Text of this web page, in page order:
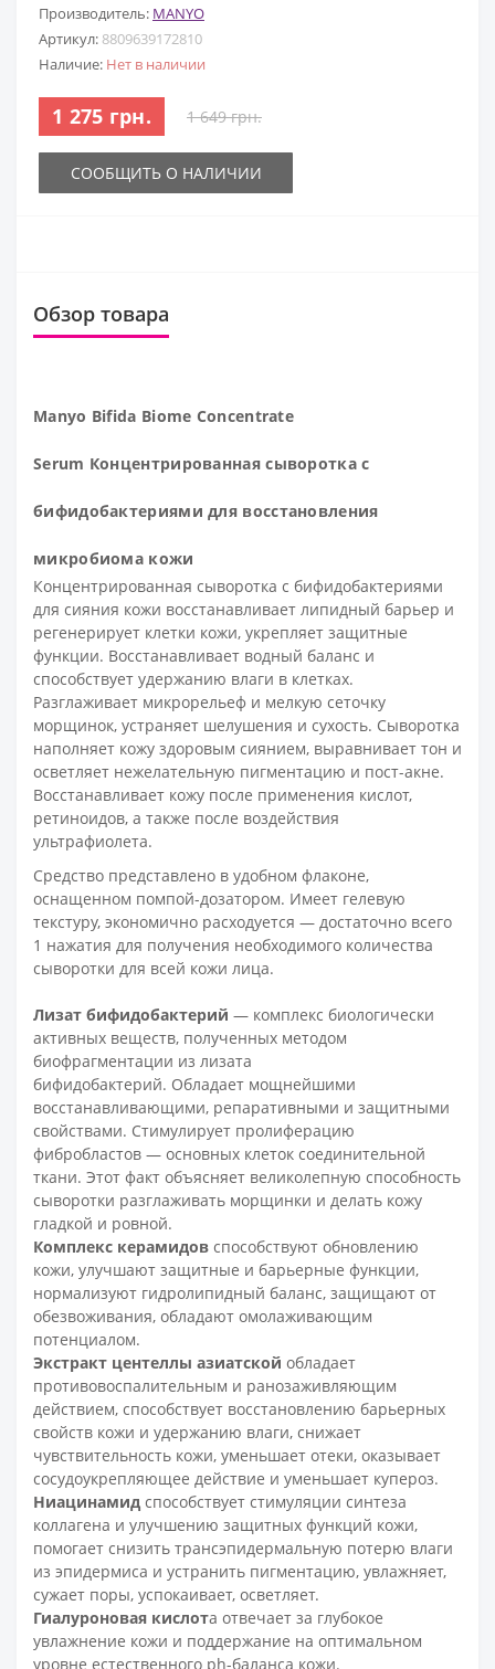
Производитель: MANYO
Артикул: 8809639172810
Наличие: Нет в наличии
1 275 грн. 1 649 грн.
СООБЩИТЬ О НАЛИЧИИ
Обзор товара
Manyo Bifida Biome Concentrate
Serum Концентрированная сыворотка с
бифидобактериями для восстановления
микробиома кожи
Концентрированная сыворотка с бифидобактериями
для сияния кожи восстанавливает липидный барьер и
регенерирует клетки кожи, укрепляет защитные
функции. Восстанавливает водный баланс и
способствует удержанию влаги в клетках.
Разглаживает микрорельеф и мелкую сеточку
морщинок, устраняет шелушения и сухость. Сыворотка
наполняет кожу здоровым сиянием, выравнивает тон и
осветляет нежелательную пигментацию и пост-акне.
Восстанавливает кожу после применения кислот,
ретиноидов, а также после воздействия
ультрафиолета.
Средство представлено в удобном флаконе,
оснащенном помпой-дозатором. Имеет гелевую
текстуру, экономично расходуется — достаточно всего
1 нажатия для получения необходимого количества
сыворотки для всей кожи лица.
Лизат бифидобактерий — комплекс биологически
активных веществ, полученных методом
биофрагментации из лизата
бифидобактерий. Обладает мощнейшими
восстанавливающими, репаративными и защитными
свойствами. Стимулирует пролиферацию
фибробластов — основных клеток соединительной
ткани. Этот факт объясняет великолепную способность
сыворотки разглаживать морщинки и делать кожу
гладкой и ровной.
Комплекс керамидов способствуют обновлению
кожи, улучшают защитные и барьерные функции,
нормализуют гидролипидный баланс, защищают от
обезвоживания, обладают омолаживающим
потенциалом.
Экстракт центеллы азиатской обладает
противовоспалительным и ранозаживляющим
действием, способствует восстановлению барьерных
свойств кожи и удержанию влаги, снижает
чувствительность кожи, уменьшает отеки, оказывает
сосудоукрепляющее действие и уменьшает купероз.
Ниацинамид способствует стимуляции синтеза
коллагена и улучшению защитных функций кожи,
помогает снизить трансэпидермальную потерю влаги
из эпидермиса и устранить пигментацию, увлажняет,
сужает поры, успокаивает, осветляет.
Гиалуроновая кислота отвечает за глубокое
увлажнение кожи и поддержание на оптимальном
уровне естественного ph-баланса кожи.